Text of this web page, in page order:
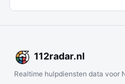
112radar.nl
Realtime hulpdiensten data voor